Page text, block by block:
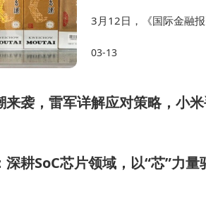
3月12日，《国际金融
槽，想在i茅台买飞天茅
03-13
来袭，雷军详解应对策略，小
深耕SoC芯片领域，以“芯”力